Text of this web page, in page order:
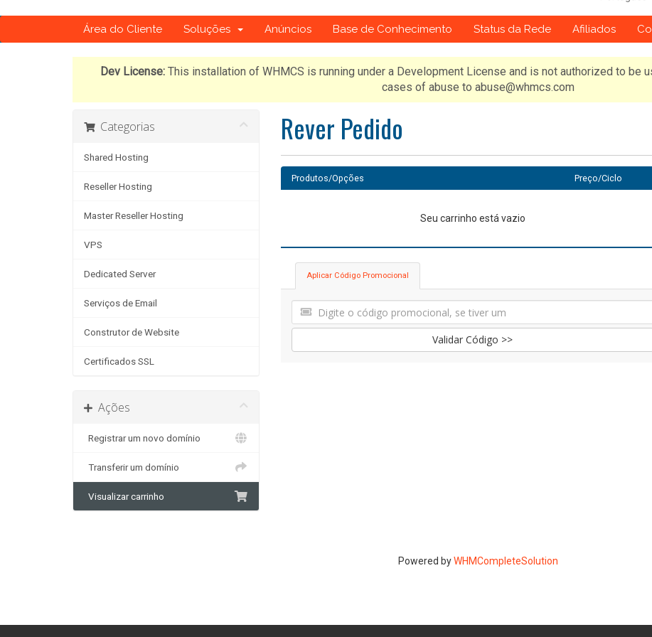
Área do Cliente Soluções Anúncios Base de Conhecimento Status da Rede Afiliados
Dev License:This installation of WHMCS is running under a Development License and is not authorized to be
cases of abuse to abuse@whmcs.com
Categorias
Shared Hosting
Reseller Hosting
Master Reseller Hosting
VPS
Dedicated Server
Serviços de Email
Construtor de Website
Certificados SSL
Ações
Registrar um novo domínio
Transferir um domínio
Visualizar carrinho
Rever Pedido
Produtos/Opções Preço/Ciclo
Seu carrinho está vazio
Aplicar Código Promocional
Validar Código >>
Powered byWHMCompleteSolution